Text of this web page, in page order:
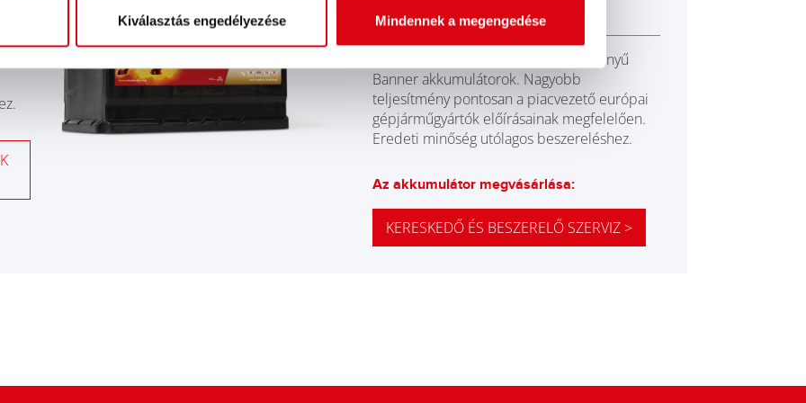
Kiválasztás engedélyezése Mindennek a megengedése
AGM 560 01
A legjobb és a legnagyobb teljesítményű
Banner akkumulátorok. Nagyobb
teljesítmény pontosan a piacvezető európai
gépjárműgyártók előírásainak megfelelően.
Eredeti minőség utólagos beszereléshez.
Az akkumulátor megvásárlása:
KERESKEDŐ ÉS BESZERELŐ SZERVIZ >